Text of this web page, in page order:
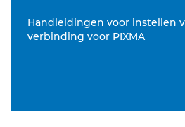
Handleidingen voor instellen
verbinding voor PIXMA